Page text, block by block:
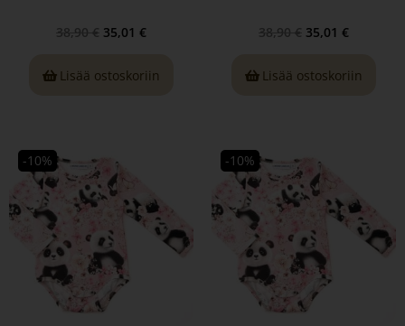
38,90 € 35,01 €
Lisää ostoskoriin
38,90 € 35,01 €
Lisää ostoskoriin
-10% -10%